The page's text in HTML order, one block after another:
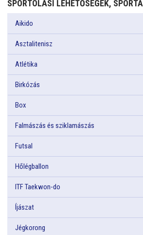
SPORTOLÁSI LEHETŐSÉGEK,
Aikido
Asztalitenisz
Atlétika
Birkózás
Box
Falmászás és sziklamászás
Futsal
Hőlégballon
ITF Taekwon-do
Íjászat
Jégkorong